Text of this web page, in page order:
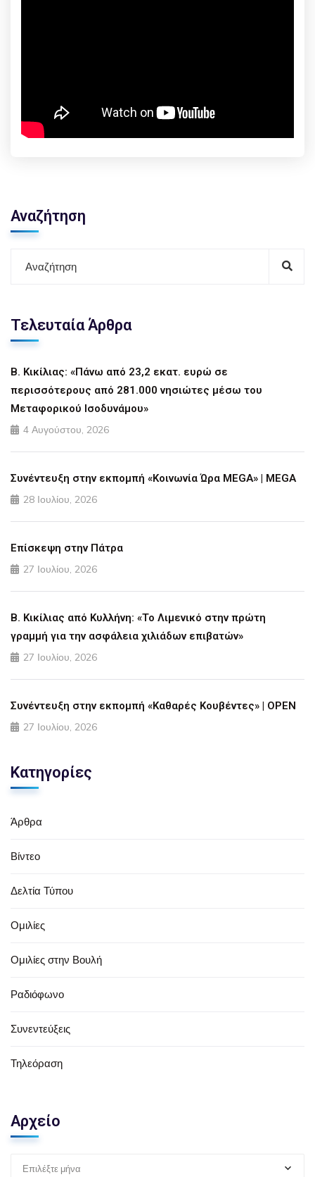
Αναζήτηση
Τελευταία Άρθρα
Β. Κικίλιας: «Πάνω από 23,2 εκατ. ευρώ σε
περισσότερους από 281.000 νησιώτες μέσω του
Μεταφορικού Ισοδυνάμου»
4 Αυγούστου, 2026
Συνέντευξη στην εκπομπή «Κοινωνία Ώρα MEGA» | MEGA
28 Ιουλίου, 2026
Επίσκεψη στην Πάτρα
27 Ιουλίου, 2026
Β. Κικίλιας από Κυλλήνη: «Το Λιμενικό στην πρώτη
γραμμή για την ασφάλεια χιλιάδων επιβατών»
27 Ιουλίου, 2026
Συνέντευξη στην εκπομπή «Καθαρές Κουβέντες» | OPEN
27 Ιουλίου, 2026
Κατηγορίες
Άρθρα
Βίντεο
Δελτία Τύπου
Ομιλίες
Ομιλίες στην Βουλή
Ραδιόφωνο
Συνεντεύξεις
Τηλεόραση
Αρχείο
Επιλέξτε μήνα